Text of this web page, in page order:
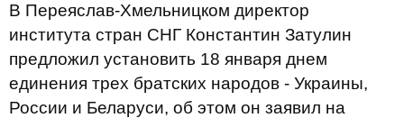
В Переяслав-Хмельницком директор
института стран СНГ Константин Затулин
предложил установить 18 января днем
единения трех братских народов - Украины,
России и Беларуси, об этом он заявил на